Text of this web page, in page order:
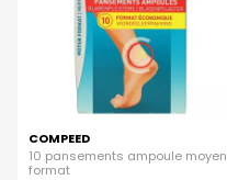
COMPEED
10 pansements ampoule moyen
format